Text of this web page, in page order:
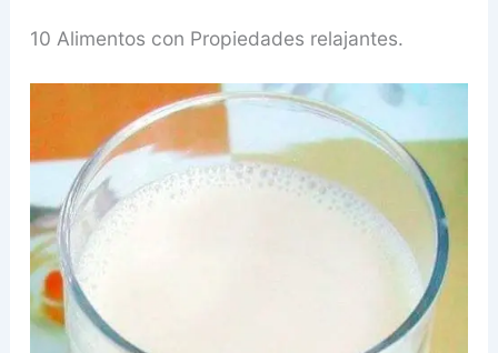
10 Alimentos con Propiedades relajantes.